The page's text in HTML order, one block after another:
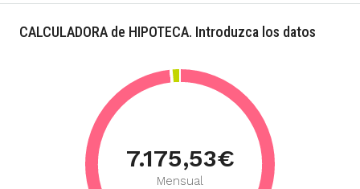
CALCULADORA de HIPOTECA. Introduzca los datos
7.175,53€
Mensual